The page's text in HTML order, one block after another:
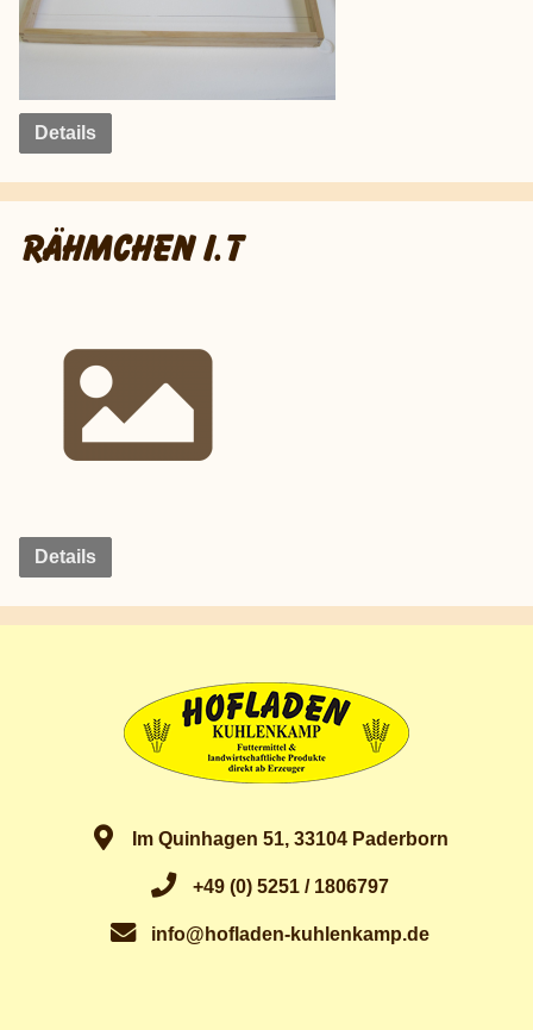
Details
RÄHMCHEN I.T
Details
Im Quinhagen 51, 33104 Paderborn
+49 (0) 5251 / 1806797
info@hofladen-kuhlenkamp.de